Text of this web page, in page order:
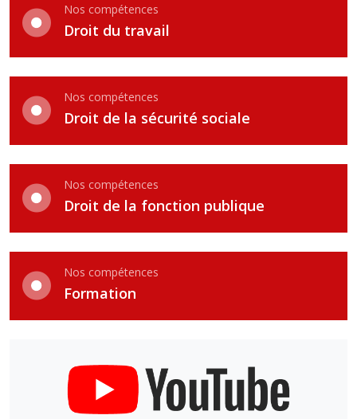
Nos compétences
Droit du travail
Nos compétences
Droit de la sécurité sociale
Nos compétences
Droit de la fonction publique
Nos compétences
Formation